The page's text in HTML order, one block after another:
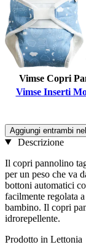
Vimse Copri
Vimse Inserti
Aggiungi entrambi
Descrizione
Il copri pannolino
per un peso che va
bottoni automatici
facilmente regolata
bambino. Il copri
idrorepellente.
Prodotto in Lettonia